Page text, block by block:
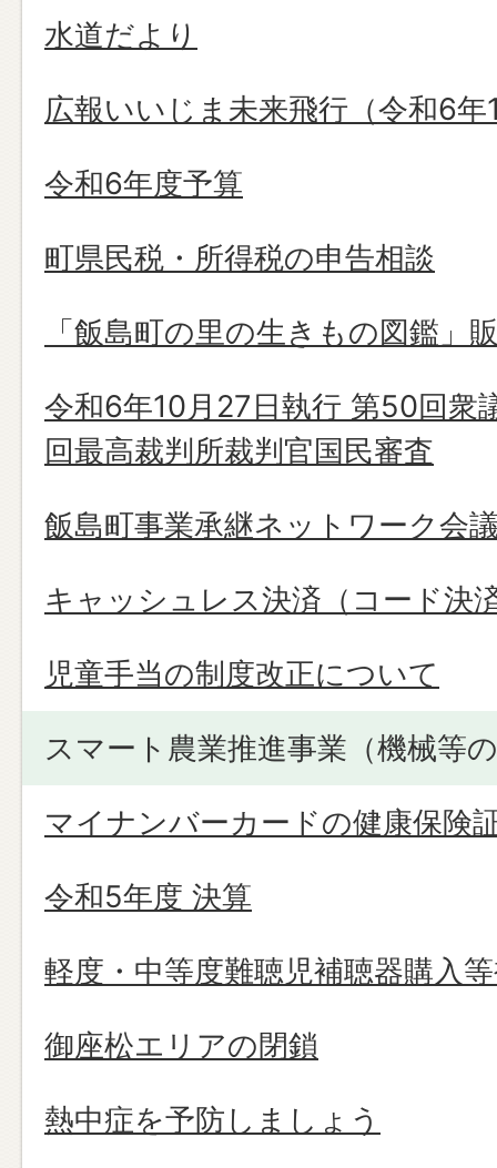
水道だより
広報いいじま未来飛行（令和6年
令和6年度予算
町県民税・所得税の申告相談
「飯島町の里の生きもの図鑑」
令和6年10月27日執行 第50回衆
回最高裁判所裁判官国民審査
飯島町事業承継ネットワーク会
キャッシュレス決済（コード決
児童手当の制度改正について
スマート農業推進事業（機械等
マイナンバーカードの健康保険
令和5年度 決算
軽度・中等度難聴児補聴器購入
御座松エリアの閉鎖
熱中症を予防しましょう